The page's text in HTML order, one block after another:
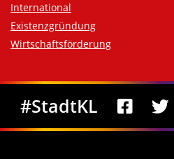
International
Existenzgründung
Wirtschaftsförderung
Social Media
#StadtKL